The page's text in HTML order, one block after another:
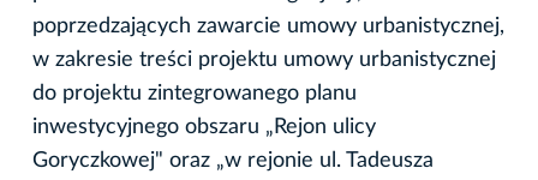
poprzedzających zawarcie umowy urbanistycznej,
w zakresie treści projektu umowy urbanistycznej
do projektu zintegrowanego planu
inwestycyjnego obszaru „Rejon ulicy
Goryczkowej" oraz „w rejonie ul. Tadeusza